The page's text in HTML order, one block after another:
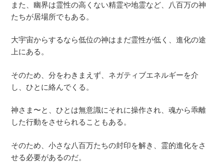
また、幽界は霊性の高くない精霊や地霊など、八百万の神
たちが居場所でもある。
大宇宙からするなら低位の神はまだ霊性が低く、進化の途
上にある。
そのため、分をわきまえず、ネガティブエネルギーを介
し、ひとに絡んでくる。
神さま〜と、ひとは無意識にそれに操作され、魂から乖離
した行動をさせられることもある。
そのため、小さな八百万たちの封印を解き、霊的進化をさ
せる必要があるのだ。